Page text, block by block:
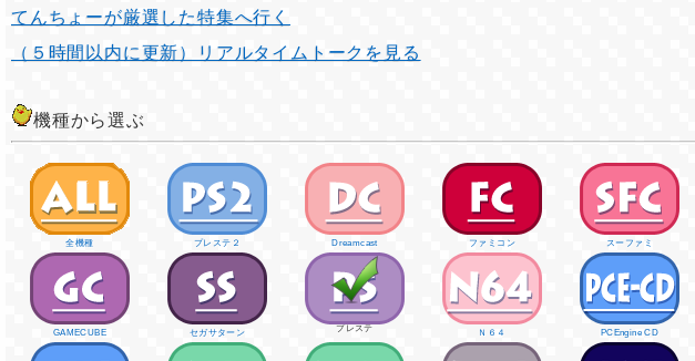
てんちょーが厳選した特集へ行く
（５時間以内に更新）リアルタイムトークを見る
機種から選ぶ
全機種 プレステ２ Dreamcast ファミコン スーファミ
GAMECUBE セガサターン プレステ Ｎ６４ PCEngine CD